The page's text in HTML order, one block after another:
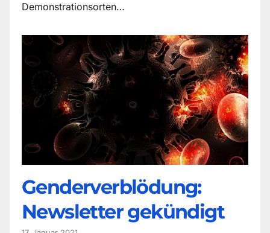
Demonstrationsorten…
Genderverblödung:
Newsletter gekündigt